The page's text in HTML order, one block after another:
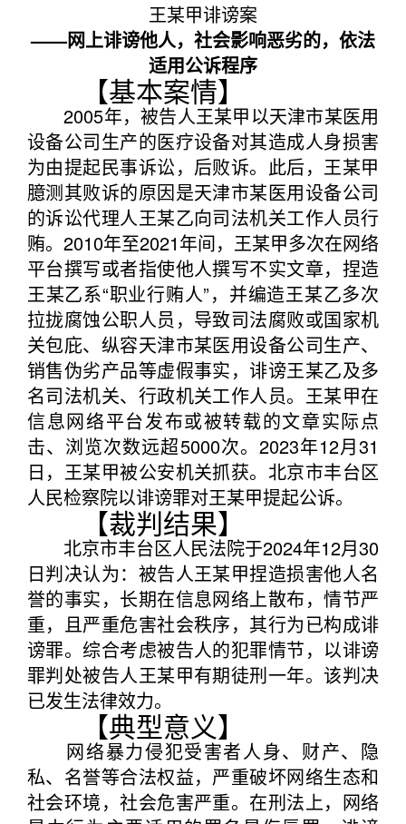
王某甲诽谤案
——网上诽谤他人，社会影响恶劣的，依法
适用公诉程序
【基本案情】
2005年，被告人王某甲以天津市某医用
设备公司生产的医疗设备对其造成人身损害
为由提起民事诉讼，后败诉。此后，王某甲
臆测其败诉的原因是天津市某医用设备公司
的诉讼代理人王某乙向司法机关工作人员行
贿。2010年至2021年间，王某甲多次在网络
平台撰写或者指使他人撰写不实文章，捏造
王某乙系“职业行贿人”，并编造王某乙多次
拉拢腐蚀公职人员，导致司法腐败或国家机
关包庇、纵容天津市某医用设备公司生产、
销售伪劣产品等虚假事实，诽谤王某乙及多
名司法机关、行政机关工作人员。王某甲在
信息网络平台发布或被转载的文章实际点
击、浏览次数远超5000次。2023年12月31
日，王某甲被公安机关抓获。北京市丰台区
人民检察院以诽谤罪对王某甲提起公诉。
【裁判结果】
北京市丰台区人民法院于2024年12月30
日判决认为：被告人王某甲捏造损害他人名
誉的事实，长期在信息网络上散布，情节严
重，且严重危害社会秩序，其行为已构成诽
谤罪。综合考虑被告人的犯罪情节，以诽谤
罪判处被告人王某甲有期徒刑一年。该判决
已发生法律效力。
【典型意义】
网络暴力侵犯受害者人身、财产、隐
私、名誉等合法权益，严重破坏网络生态和
社会环境，社会危害严重。在刑法上，网络